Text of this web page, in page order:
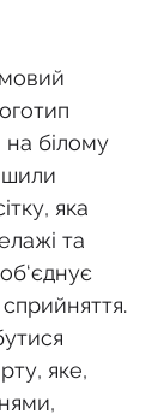
на білому
яка
та
яке,